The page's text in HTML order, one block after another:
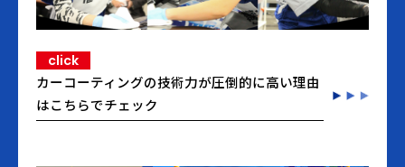
click
カーコーティングの技術力が圧倒的に高い理由
はこちらでチェック